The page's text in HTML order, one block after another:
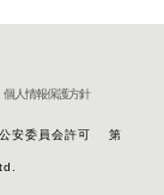
個人情報保護方針
公安委員会許可 第